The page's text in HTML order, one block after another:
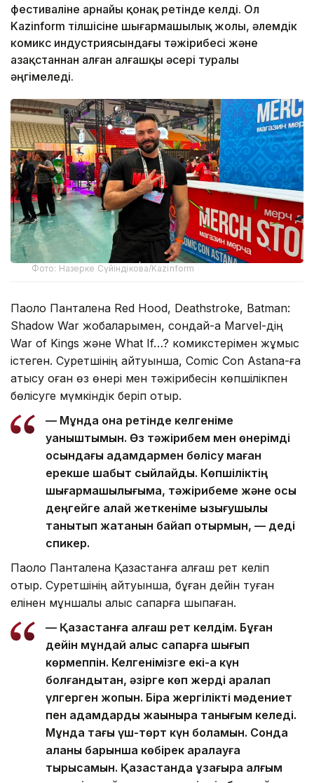
фестиваліне арнайы қонақ ретінде келді. Ол
Kazinform тілшісіне шығармашылық жолы, әлемдік
комикс индустриясындағы тәжірибесі және
Қазақстаннан алған алғашқы әсері туралы
әңгімеледі.
Фото: Назерке Сүйіндікова/Kazinform
Паоло Панталена Red Hood, Deathstroke, Batman:
Shadow War жобаларымен, сондай-ақ Marvel-дің
War of Kings және What If…? комикстерімен жұмыс
істеген. Суретшінің айтуынша, Comic Con Astana-ға
қатысу оған өз өнері мен тәжірибесін көпшілікпен
бөлісуге мүмкіндік беріп отыр.
— Мұнда қонақ ретінде келгеніме
қуаныштымын. Өз тәжірибем мен өнерімді
осындағы адамдармен бөлісу маған
ерекше шабыт сыйлайды. Көпшіліктің
шығармашылығыма, тәжірибеме және осы
деңгейге қалай жеткеніме қызығушылық
танытып жатқанын байқап отырмын, — деді
спикер.
Паоло Панталена Қазақстанға алғаш рет келіп
отыр. Суретшінің айтуынша, бұған дейін туған
елінен мұншалық алыс сапарға шықпаған.
— Қазақстанға алғаш рет келдім. Бұған
дейін мұндай алыс сапарға шығып
көрмеппін. Келгенімізге екі-ақ күн
болғандықтан, әзірге көп жерді аралап
үлгерген жоқпын. Бірақ жергілікті мәдениет
пен адамдарды жақынырақ танығым келеді.
Мұнда тағы үш-төрт күн боламын. Сонда
қаланы барынша көбірек аралауға
тырысамын. Қазақстанда ұзағырақ қалғым